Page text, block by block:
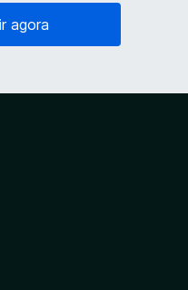
agora